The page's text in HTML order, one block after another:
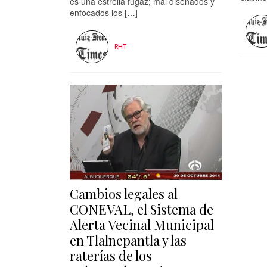
enfocados los […]
RHT
Cambios legales al
CONEVAL, el Sistema de
Alerta Vecinal Municipal
en Tlalnepantla y las
raterías de los